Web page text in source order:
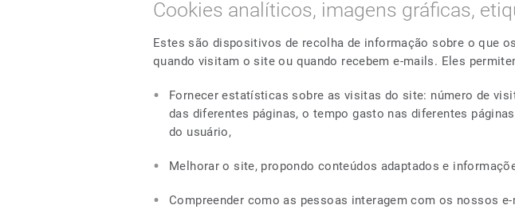
Cookies analíticos, imagens gráficas,
Estes são dispositivos de recolha de informação sobre o que
quando visitam o site ou quando recebem e-mails. Eles
Fornecer estatísticas sobre as visitas do site: número de
das diferentes páginas, o tempo gasto nas diferentes
do usuário,
Melhorar o site, propondo conteúdos adaptados e
Compreender como as pessoas interagem com os nossos